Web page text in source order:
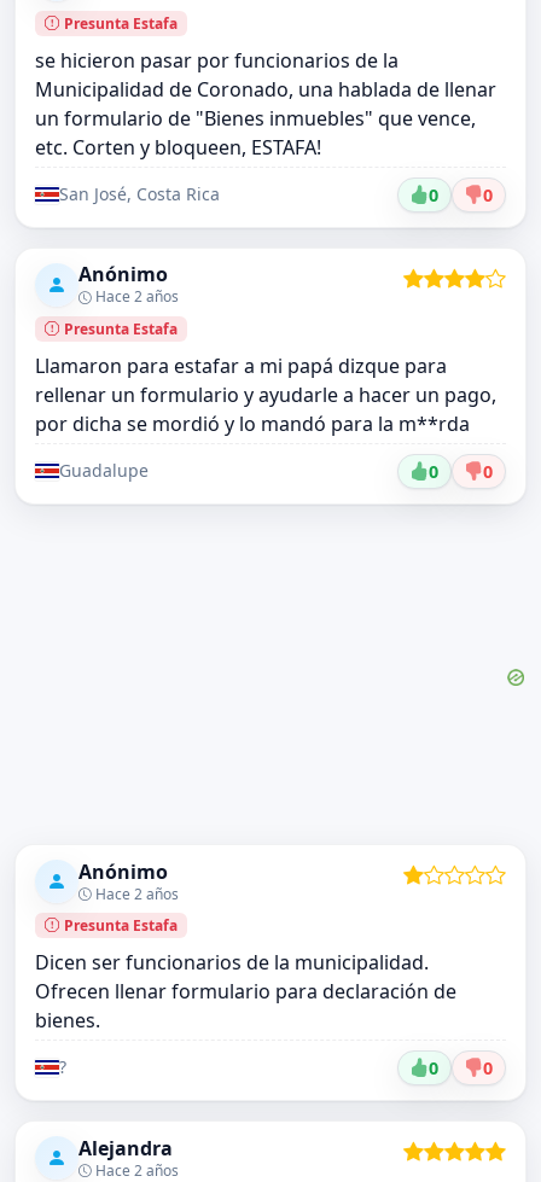
Presunta Estafa
se hicieron pasar por funcionarios de la
Municipalidad de Coronado, una hablada de llenar
un formulario de "Bienes inmuebles" que vence,
etc. Corten y bloqueen, ESTAFA!
San José, Costa Rica 0 0
Anónimo
Hace 2 años
Presunta Estafa
Llamaron para estafar a mi papá dizque para
rellenar un formulario y ayudarle a hacer un pago,
por dicha se mordió y lo mandó para la m**rda
Guadalupe 0 0
Anónimo
Hace 2 años
Presunta Estafa
Dicen ser funcionarios de la municipalidad.
Ofrecen llenar formulario para declaración de
bienes.
? 0 0
Alejandra
Hace 2 años